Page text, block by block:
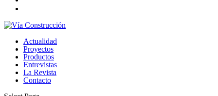
Actualidad
Proyectos
Productos
Entrevistas
La Revista
Contacto